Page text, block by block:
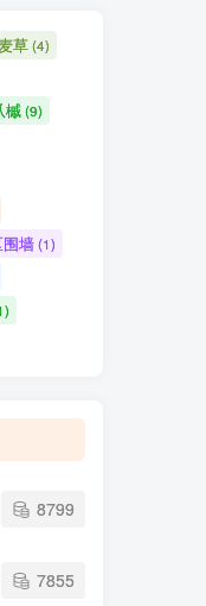
草(4)
槭(9)
墙(1)
8799
7855